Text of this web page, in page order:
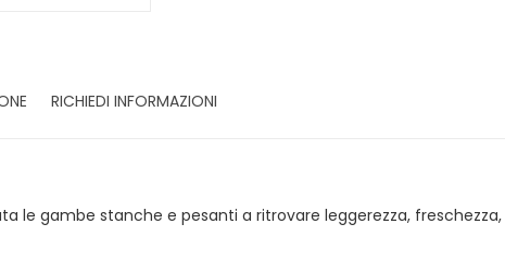
RICHIEDI INFORMAZIONI
le gambe stanche e pesanti a ritrovare leggerezza,